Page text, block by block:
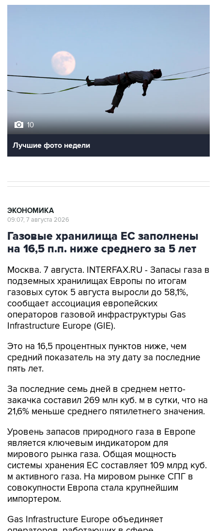
10
Лучшие фото недели
ЭКОНОМИКА
09:07, 7 августа 2026
Газовые хранилища ЕС заполнены
на 16,5 п.п. ниже среднего за 5 лет
Москва. 7 августа. INTERFAX.RU - Запасы газа в
подземных хранилищах Европы по итогам
газовых суток 5 августа выросли до 58,1%,
сообщает ассоциация европейских
операторов газовой инфраструктуры Gas
Infrastructure Europe (GIE).
Это на 16,5 процентных пунктов ниже, чем
средний показатель на эту дату за последние
пять лет.
За последние семь дней в среднем нетто-
закачка составил 269 млн куб. м в сутки, что на
21,6% меньше среднего пятилетнего значения.
Уровень запасов природного газа в Европе
является ключевым индикатором для
мирового рынка газа. Общая мощность
системы хранения ЕС составляет 109 млрд куб.
м активного газа. На мировом рынке СПГ в
совокупности Европа стала крупнейшим
импортером.
Gas Infrastructure Europe объединяет